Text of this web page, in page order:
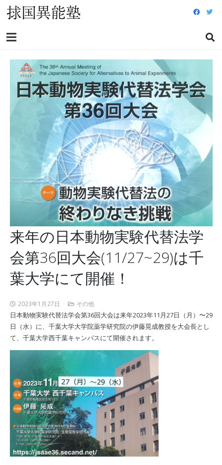
来年の日本動物実験代替法学
会第36回大会(11/27~29)は千
葉大学にて開催！
2023年1月27日 その他
日本動物実験代替法学会第36回大会は来年2023年11月27日（月）〜29
日（水）に、千葉大学大学院薬学研究院の伊藤晃成教授を大会長とし
て、千葉大学西千葉キャンパスにて開催されます。